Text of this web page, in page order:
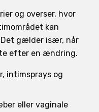
og overser, hvor
kan
Det gælder især, når
efter en ændring.
intimsprays og
eller vaginale